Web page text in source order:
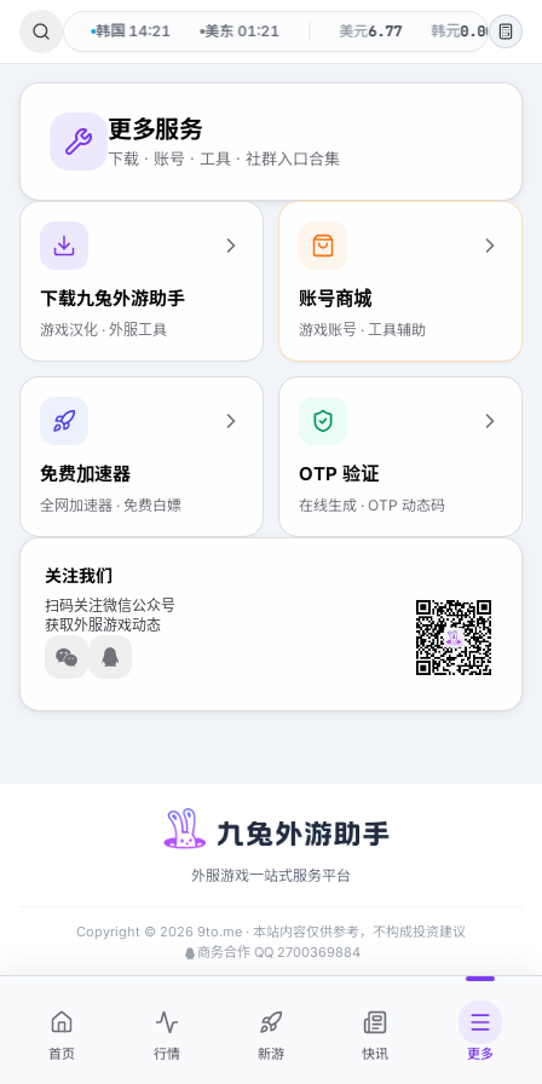
周日 韩国 14:21 美东 01:21 美元6.77 韩元0.0048
更多服务
下载 · 账号 · 工具 · 社群入口合集
下载九兔外游助手
游戏汉化 · 外服工具
账号商城
游戏账号 · 工具辅助
免费加速器
全网加速器 · 免费白嫖
OTP 验证
在线生成 · OTP 动态码
关注我们
扫码关注微信公众号
获取外服游戏动态
外服游戏一站式服务平台
Copyright © 2026 9to.me · 本站内容仅供参考，不构成投资建议
商务合作 QQ 2700369884
首页 行情 新游 快讯 更多